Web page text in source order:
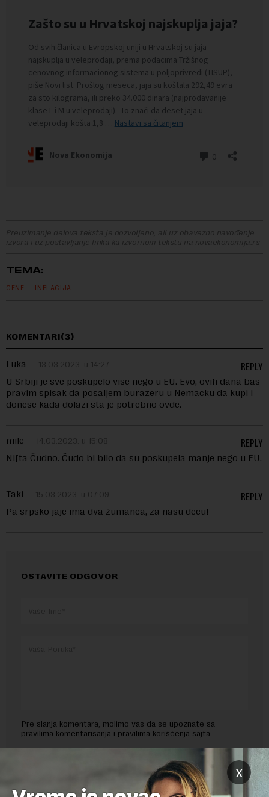
Preuzimanje delova teksta je dozvoljeno, ali uz obavezno navođenje
izvora i uz postavljanje linka ka izvornom tekstu na novaekonomija.rs
TEMA:
CENE INFLACIJA
KOMENTARI(3)
Luka 13.03.2023. u 14:27
U Srbiji je sve poskupelo vise nego u EU. Evo, ovih dana bas
pravim spisak da posaljem burazeru u Nemacku da kupi i
donese kada dolazi sta je potrebno ovde.
REPLY
mile 14.03.2023. u 15:08
Ni[ta Čudno. Čudo bi bilo da su poskupela manje nego u EU.
REPLY
Taki 15.03.2023. u 07:09
Pa srpsko jaje ima dva žumanca, za nasu decu!
REPLY
OSTAVITE ODGOVOR
Pre slanja komentara, molimo vas da se upoznate sa
pravilima komentarisanja i pravilima korišćenja sajta.
Google Politika
Google Uslovi Korišćenjasu primenjeni. x